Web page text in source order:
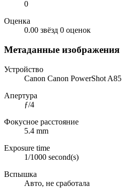
0
Оценка
0.00 звёзд 0 оценок
Метаданные изображения
Устройство
Canon Canon PowerShot A85
Апертура
ƒ/4
Фокусное расстояние
5.4 mm
Exposure time
1/1000 second(s)
Вспышка
Авто, не сработала